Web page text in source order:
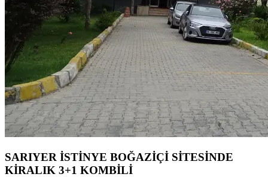
SARIYER İSTİNYE BOĞAZİÇİ SİTESİNDE
KİRALIK 3+1 KOMBİLİ